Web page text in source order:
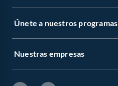
Únete a nuestros programas
Nuestras empresas